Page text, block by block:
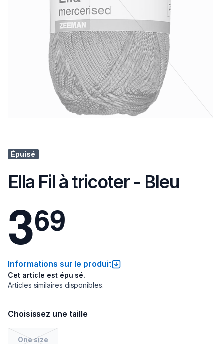
Épuisé
Ella Fil à tricoter - Bleu
369
Informations sur le produit
Cet article est épuisé.
Articles similaires disponibles.
Choisissez une taille
One size